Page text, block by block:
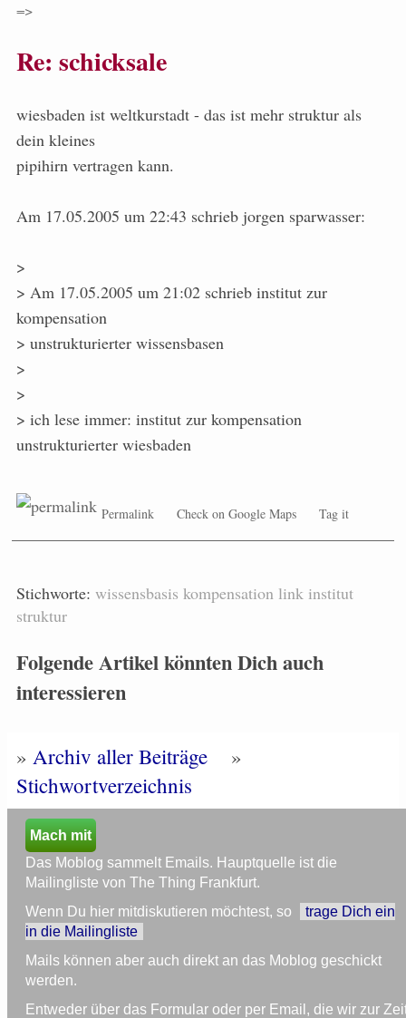
=>
Re: schicksale
wiesbaden ist weltkurstadt - das ist mehr struktur als
dein kleines
pipihirn vertragen kann.
Am 17.05.2005 um 22:43 schrieb jorgen sparwasser:
>
> Am 17.05.2005 um 21:02 schrieb institut zur
kompensation
> unstrukturierter wissensbasen
>
>
> ich lese immer: institut zur kompensation
unstrukturierter wiesbaden
Permalink Check on Google Maps Tag it
Stichworte: wissensbasis kompensation link institut
struktur
Folgende Artikel könnten Dich auch
interessieren
» Archiv aller Beiträge
»
Stichwortverzeichnis
Mach mit
Das Moblog sammelt Emails. Hauptquelle ist die
Mailingliste von The Thing Frankfurt.
Wenn Du hier mitdiskutieren möchtest, so
trage Dich ein
in die Mailingliste
Mails können aber auch direkt an das Moblog geschickt
werden.
Entweder über das Formular oder per Email, die wir zur